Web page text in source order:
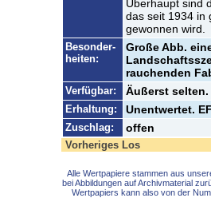
Überhaupt sind
das seit 1934 in
gewonnen wird.
Besonder-
heiten:
Große Abb.
rauchenden
Verfügbar: Äußerst selten.
Erhaltung: Unentwertet.
Zuschlag: offen
Vorheriges Los
Alle Wertpapiere stammen aus
bei Abbildungen auf Archivmaterial
Wertpapiers kann also von der